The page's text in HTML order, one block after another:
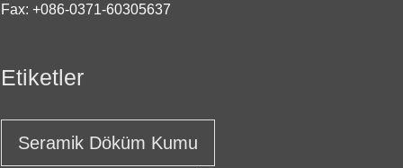
Fax: +086-0371-60305637
Etiketler
Seramik Döküm Kumu